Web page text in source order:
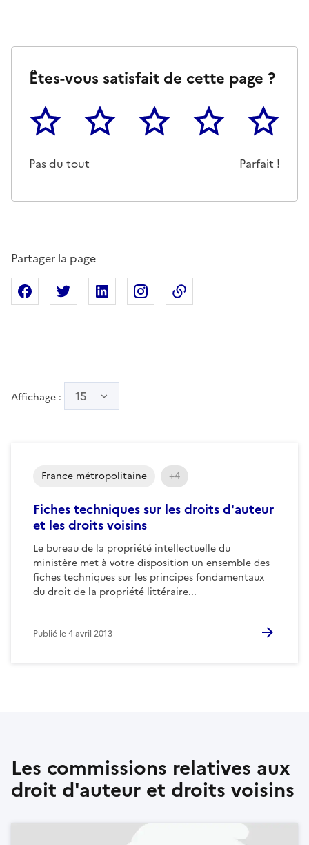
Êtes-vous satisfait de cette page ?
1
Pas du tout
2 3 4 5
Parfait !
Partager la page
Partager sur Facebook
Partager sur XPartager sur Linkedin
Partager sur Instagram
Affichage : 15
Fiches techniques sur les droits d'auteur
et les droits voisins
Le bureau de la propriété intellectuelle du
ministère met à votre disposition un ensemble des
fiches techniques sur les principes fondamentaux
du droit de la propriété littéraire...
France métropolitaine +4
Publié le4 avril 2013
Les commissions relatives aux
droit d'auteur et droits voisins